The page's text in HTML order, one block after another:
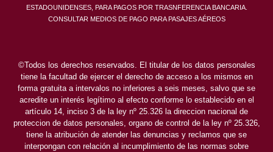
ESTADOUNIDENSES, PARA PAGOS POR TRASNFERENCIA BANCARIA.
CONSULTAR MEDIOS DE PAGO PARA PASAJES AÉREOS
©Todos los derechos reservados. El titular de los datos personales
tiene la facultad de ejercer el derecho de acceso a los mismos en
forma gratuita a intervalos no inferiores a seis meses, salvo que se
acredite un interés legítimo al efecto conforme lo establecido en el
artículo 14, inciso 3 de la ley nº 25.326 la direccion nacional de
proteccion de datos personales, organo de control de la ley nº 25.326,
tiene la atribución de atender las denuncias y reclamos que se
interpongan con relación al incumplimiento de las normas sobre